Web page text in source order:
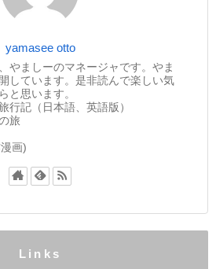
yamasee otto
やましーのマネージャです。やま
しています。是非読んで楽しい気
と思います。
行記（日本語、英語版）
旅
画)
Links